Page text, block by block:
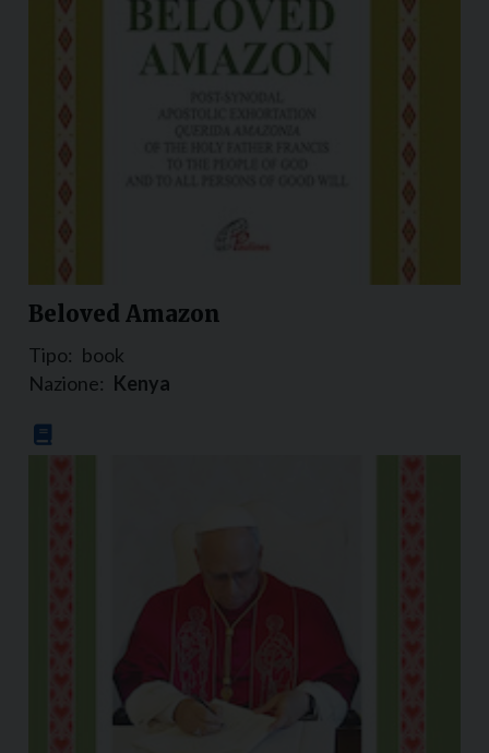
Beloved Amazon
Tipo: book
Nazione: Kenya